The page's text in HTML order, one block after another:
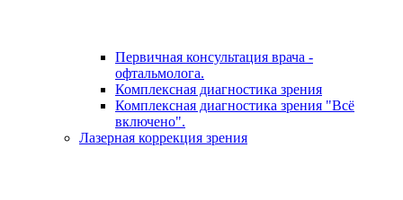
Первичная консультация врача -
офтальмолога.
Комплексная диагностика зрения
Комплексная диагностика зрения "Всё
включено".
Лазерная коррекция зрения